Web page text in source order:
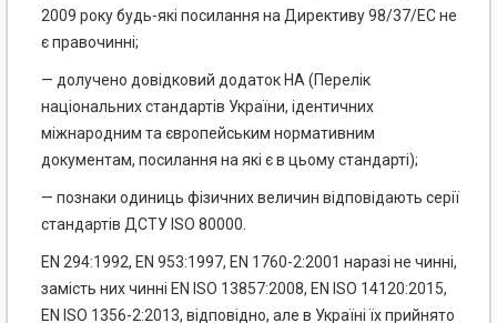
2009 року будь-які посилання на Директиву 98/37/ЕС не
є правочинні;
— долучено довідковий додаток НА (Перелік
національних стандартів України, ідентичних
міжнародним та європейським нормативним
документам, посилання на які є в цьому стандарті);
— познаки одиниць фізичних величин відповідають серії
стандартів ДСТУ ISO 80000.
EN 294:1992, EN 953:1997, EN 1760-2:2001 наразі не чинні,
замість них чинні EN ISO 13857:2008, EN ISO 14120:2015,
EN ISO 1356-2:2013, відповідно, але в Україні їх прийнято